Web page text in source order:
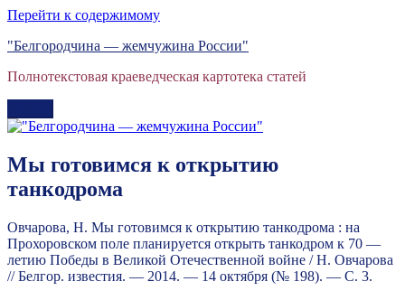
Перейти к содержимому
"Белгородчина — жемчужина России"
Полнотекстовая краеведческая картотека статей
Мы готовимся к открытию
танкодрома
Овчарова, Н. Мы готовимся к открытию танкодрома : на
Прохоровском поле планируется открыть танкодром к 70 —
летию Победы в Великой Отечественной войне / Н. Овчарова
// Белгор. известия. — 2014. — 14 октября (№ 198). — С. 3.